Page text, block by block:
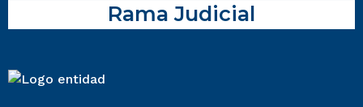
Rama Judicial